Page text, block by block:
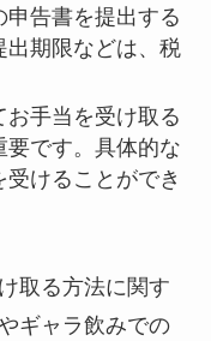
告書を提出する
出期限などは、税
手当を受け取る
要です。具体的な
けることができ
取る方法に関す
ギャラ飲みでの